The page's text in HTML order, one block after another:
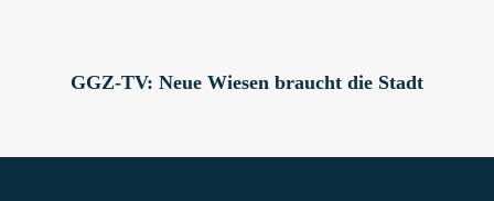
GGZ-TV: Neue Wiesen braucht die Stadt